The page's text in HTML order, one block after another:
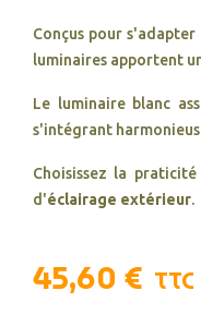
Conçus pour
luminaires apportent
Le luminaire blanc
s'intégrant
Choisissez la
d'éclairage extérieur.
45,60 € TTC